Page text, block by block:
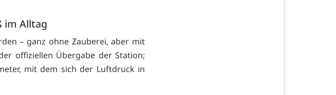
im Alltag
– ganz ohne Zauberei, aber mit
offiziellen Übergabe der Station;
mit dem sich der Luftdruck in